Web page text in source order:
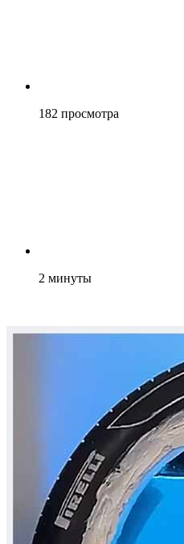
182 просмотра
2 минуты